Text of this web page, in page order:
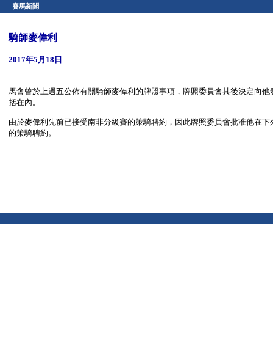
賽馬新聞
騎師麥偉利
2017年5月18日
馬會曾於上週五公佈有關騎師麥偉利的牌照事項，牌照委員會其後決定向
括在內。
由於麥偉利先前已接受南非分級賽的策騎聘約，因此牌照委員會批准他在
的策騎聘約。